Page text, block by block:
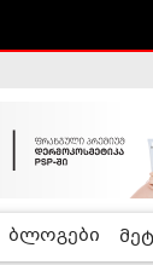
ბლოგები